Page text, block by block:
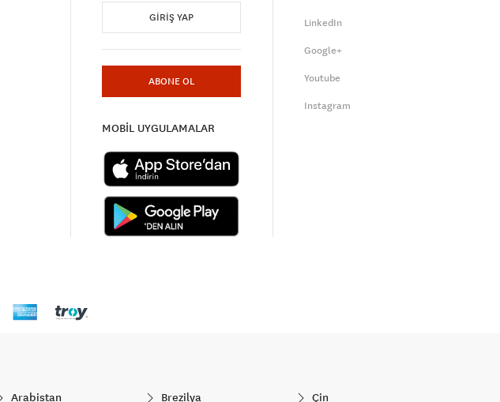
GIRIŞ YAP
ABONE OL
MOBİL UYGULAMALAR
LinkedIn
Google+
Youtube
Instagram
Arabistan Brezilya Çin